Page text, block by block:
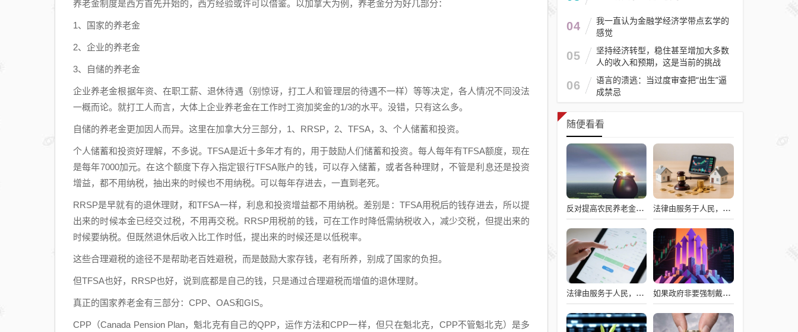
养老金制度是西方首先开始的，西方经验或许可以借鉴。以加拿大为例，养老金分为好几部分：
1、国家的养老金
2、企业的养老金
3、自储的养老金
企业养老金根据年资、在职工薪、退休待遇（别惊讶，打工人和管理层的待遇不一样）等等决定，各人情况不同没法
一概而论。就打工人而言，大体上企业养老金在工作时工资加奖金的1/3的水平。没错，只有这么多。
自储的养老金更加因人而异。这里在加拿大分三部分，1、RRSP，2、TFSA，3、个人储蓄和投资。
个人储蓄和投资好理解，不多说。TFSA是近十多年才有的，用于鼓励人们储蓄和投资。每人每年有TFSA额度，现在
是每年7000加元。在这个额度下存入指定银行TFSA账户的钱，可以存入储蓄，或者各种理财，不管是利息还是投资
增益，都不用纳税，抽出来的时候也不用纳税。可以每年存进去，一直到老死。
RRSP是早就有的退休理财，和TFSA一样，利息和投资增益都不用纳税。差别是：TFSA用税后的钱存进去，所以提
出来的时候本金已经交过税，不用再交税。RRSP用税前的钱，可在工作时降低需纳税收入，减少交税，但提出来的
时候要纳税。但既然退休后收入比工作时低，提出来的时候还是以低税率。
这些合理避税的途径不是帮助老百姓避税，而是鼓励大家存钱，老有所养，别成了国家的负担。
但TFSA也好，RRSP也好，说到底都是自己的钱，只是通过合理避税而增值的退休理财。
真正的国家养老金有三部分：CPP、OAS和GIS。
CPP（Canada Pension Plan，魁北克有自己的QPP，运作方法和CPP一样，但只在魁北克，CPP不管魁北克）是多
04
我一直认为金融学经济学带点玄学的
感觉
05
坚持经济转型，稳住甚至增加大多数
人的收入和预期，这是当前的挑战
06
语言的溃逃：当过度审查把“出生”逼
成禁忌
随便看看
反对提高农民养老金的10个常见借口——别再用套话敷衍 法律由服务于人民，变成了服务于法学届
法律由服务于人民，变成了服务于法学届 如果政府非要强制戴头盔，就得先让电动自行车有个放头盔的地方